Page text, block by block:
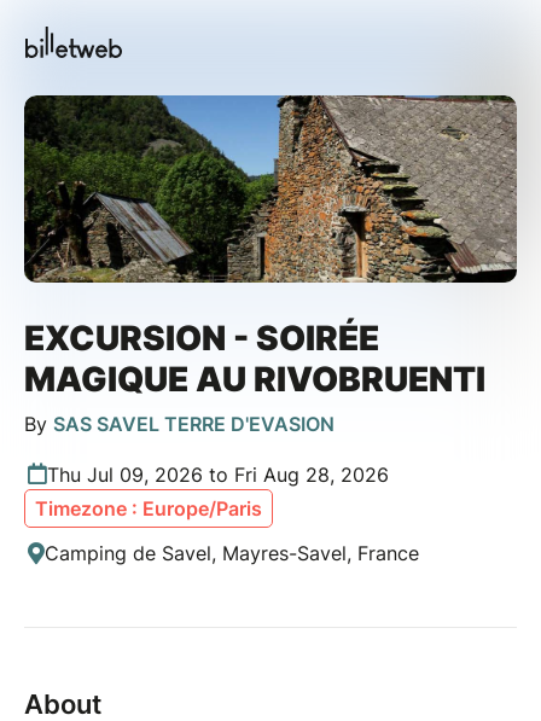
EXCURSION - SOIRÉE
MAGIQUE AU RIVOBRUENTI
By SAS SAVEL TERRE D'EVASION
Thu Jul 09, 2026 to Fri Aug 28, 2026
Timezone : Europe/Paris
Camping de Savel, Mayres-Savel, France
About